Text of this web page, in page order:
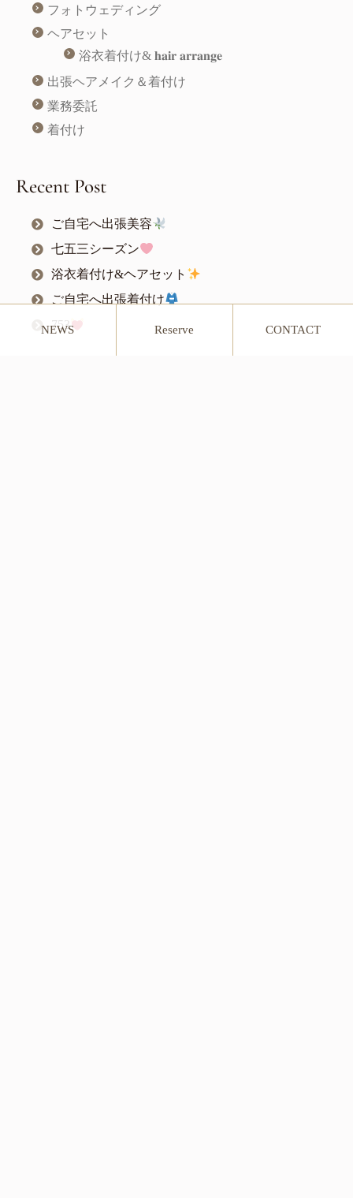
フォトウェディング
ヘアセット
浴衣着付け& 𝐡𝐚𝐢𝐫 𝐚𝐫𝐫𝐚𝐧𝐠𝐞
出張ヘアメイク＆着付け
業務委託
着付け
Recent Post
ご自宅へ出張美容
七五三シーズン
浴衣着付け&ヘアセット
ご自宅へ出張着付け
753
NEWS Reserve CONTACT